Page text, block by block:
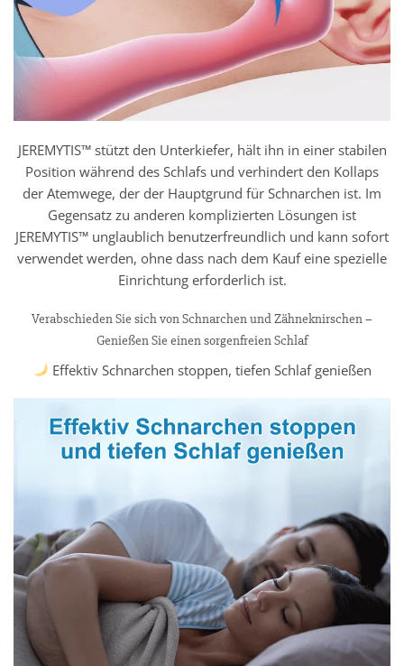
JEREMYTIS™ stützt den Unterkiefer, hält ihn in einer stabilen
Position während des Schlafs und verhindert den Kollaps
der Atemwege, der der Hauptgrund für Schnarchen ist. Im
Gegensatz zu anderen komplizierten Lösungen ist
JEREMYTIS™ unglaublich benutzerfreundlich und kann sofort
verwendet werden, ohne dass nach dem Kauf eine spezielle
Einrichtung erforderlich ist.
Verabschieden Sie sich von Schnarchen und Zähneknirschen –
Genießen Sie einen sorgenfreien Schlaf
Effektiv Schnarchen stoppen, tiefen Schlaf genießen